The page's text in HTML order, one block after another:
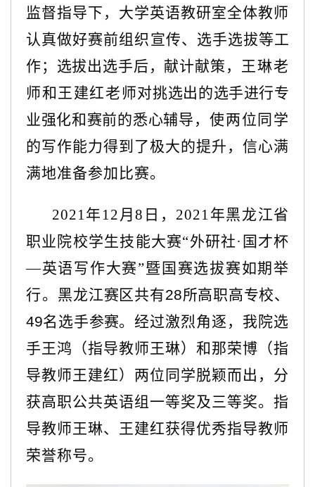
监督指导下，大学英语教研室全体教师
认真做好赛前组织宣传、选手选拔等工
作；选拔出选手后，献计献策 ，王琳老
师和王建红老师对挑选出的选手进行专
业强化和赛前的悉心辅导 ，使两位同学
的写作能力得到了极大的提升，信心满
满地准备参加比赛。
2021年12月8日，2021年黑龙江省
职业院校学生技能大赛“外研社·国才杯
—英语写作大赛”暨国赛选拔赛如期举
行。 黑龙江赛区共有28所高职高专校、
49名选手参赛。经过激烈角逐，我院选
手王鸿（指导教师王琳）和那荣博（指
导教师王建红）两位同学脱颖而出，分
获高职公共英语组一等奖及三等奖。指
导教师王琳、王建红获得优秀指导教师
荣誉称号。